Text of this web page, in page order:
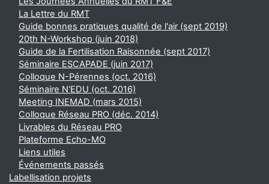
La Lettre du RMT
Guide bonnes pratiques qualité de l'air (sept 2019)
20th N-Workshop (juin 2018)
Guide de la Fertilisation Raisonnée (sept 2017)
Séminaire ESCAPADE (juin 2017)
Colloque N-Pérennes (oct. 2016)
Séminaire N'EDU (oct. 2016)
Meeting INEMAD (mars 2015)
Colloque Réseau PRO (déc. 2014)
Livrables du Réseau PRO
Plateforme Echo-MO
Liens utiles
Événements passés
Labellisation projets